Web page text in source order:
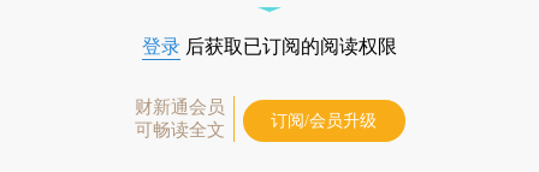
登录 后获取已订阅的阅读权限
财新通会员
可畅读全文
订阅/会员升级